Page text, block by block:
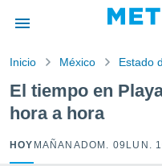
por
para
la
calidad.
a este
Inicio México Estado
El tiempo en
hora a hora
HOY MAÑANA DOM. 09 LUN.